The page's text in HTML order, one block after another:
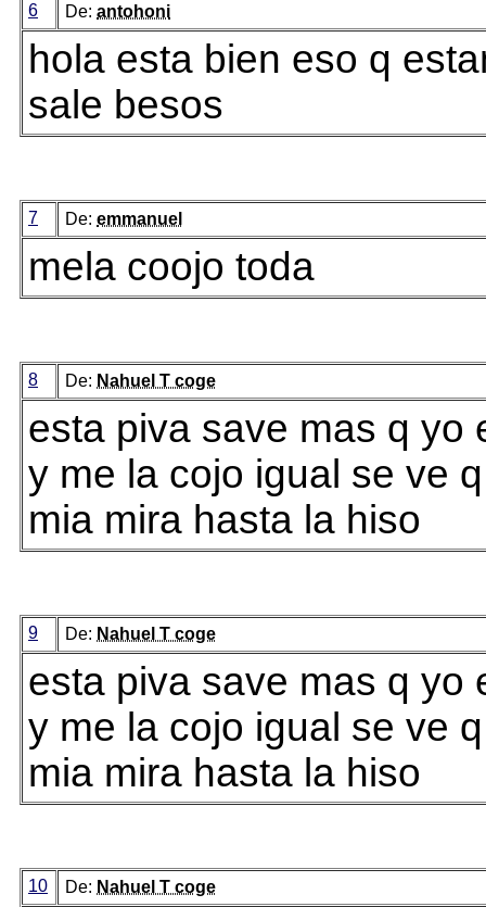
6 De: antohoni
hola esta bien eso q
sale besos
7 De: emmanuel
mela coojo toda
8 De: Nahuel T coge
esta piva save mas q yo
y me la cojo igual se ve
mia mira hasta la hiso
9 De: Nahuel T coge
esta piva save mas q yo
y me la cojo igual se ve
mia mira hasta la hiso
10 De: Nahuel T coge